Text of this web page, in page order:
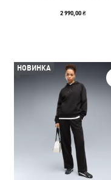
2 990,00 ₴
НОВИНКА